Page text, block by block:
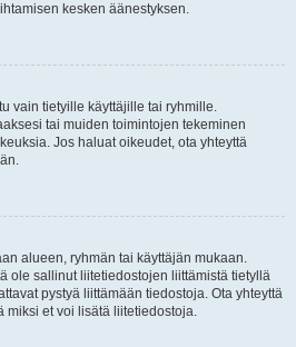
kesken äänestyksen.
vain tietyille käyttäjille tai ryhmille.
tai muiden toimintojen tekeminen
Jos haluat oikeudet, ota yhteyttä
alueen, ryhmän tai käyttäjän mukaan.
ole sallinut liitetiedostojen liittämistä tietyllä
pystyä liittämään tiedostoja. Ota yhteyttä
miksi et voi lisätä liitetiedostoja.